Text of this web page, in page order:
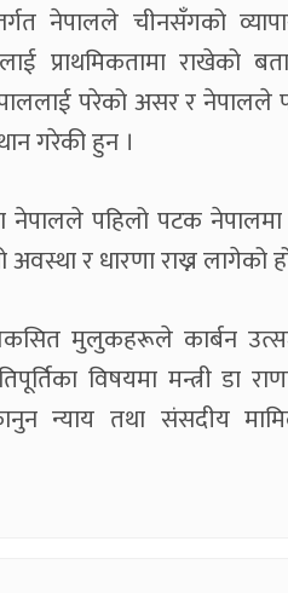
नेपालले चीनसँगको
प्राथमिकतामा राखेको
परेको असर र नेपालले
गरेकी हुन ।
नेपालले पहिलो पटक
र धारणा राख्न लागेको
मुलुकहरूले कार्बन
विषयमा मन्त्री
न्याय तथा संसदीय